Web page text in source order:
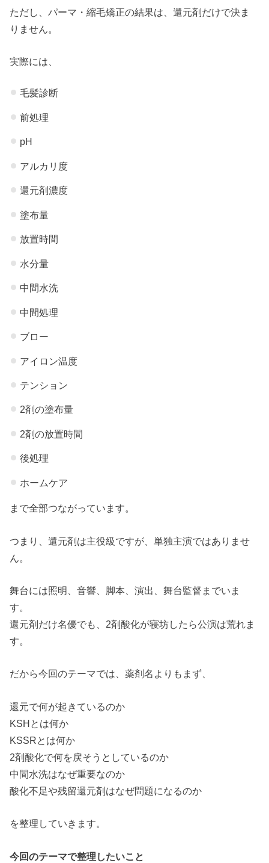
ただし、パーマ・縮毛矯正の結果は、還元剤だけで決ま
りません。
実際には、
毛髪診断
前処理
pH
アルカリ度
還元剤濃度
塗布量
放置時間
水分量
中間水洗
中間処理
ブロー
アイロン温度
テンション
2剤の塗布量
2剤の放置時間
後処理
ホームケア
まで全部つながっています。
つまり、還元剤は主役級ですが、単独主演ではありませ
ん。
舞台には照明、音響、脚本、演出、舞台監督までいま
す。
還元剤だけ名優でも、2剤酸化が寝坊したら公演は荒れま
す。
だから今回のテーマでは、薬剤名よりもまず、
還元で何が起きているのか
KSHとは何か
KSSRとは何か
2剤酸化で何を戻そうとしているのか
中間水洗はなぜ重要なのか
酸化不足や残留還元剤はなぜ問題になるのか
を整理していきます。
今回のテーマで整理したいこと